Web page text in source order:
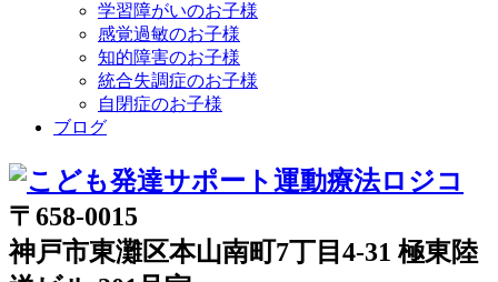
学習障がいのお子様
感覚過敏のお子様
知的障害のお子様
統合失調症のお子様
自閉症のお子様
ブログ
〒658-0015
神戸市東灘区本山南町7丁目4-31 極東陸